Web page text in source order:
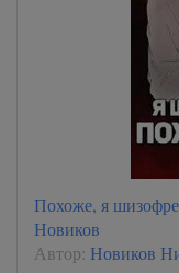
Похоже, я
Новиков
Автор: Новиков